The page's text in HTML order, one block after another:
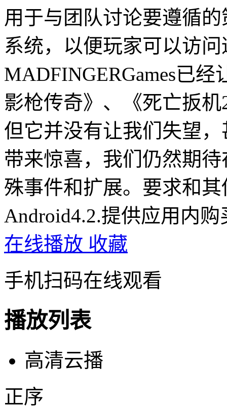
用于与团队讨论要遵循
系统，以便玩家可以访
MADFINGERGames已
影枪传奇》、《死亡扳
但它并没有让我们失望
带来惊喜，我们仍然期
殊事件和扩展。要求和
Android4.2.提供应用内购
在线播放 收藏
手机扫码在线观看
播放列表
高清云播
正序